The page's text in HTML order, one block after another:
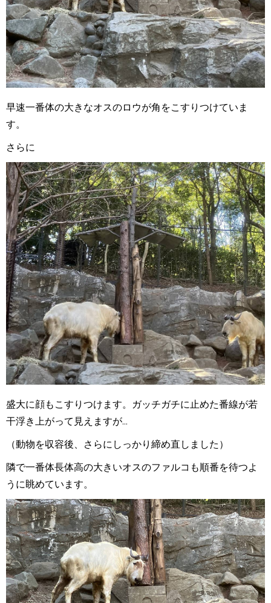
早速一番体の大きなオスのロウが角をこすりつけていま
す。
さらに
盛大に顔もこすりつけます。ガッチガチに止めた番線が若
干浮き上がって見えますが...
（動物を収容後、さらにしっかり締め直しました）
隣で一番体長体高の大きいオスのファルコも順番を待つよ
うに眺めています。